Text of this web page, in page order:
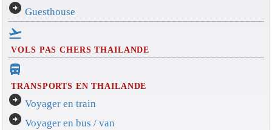
arrow_circle_right Guesthouse
flight_takeoff
VOLS PAS CHERS THAILANDE
directions_bus_filled
TRANSPORTS EN THAILANDE
arrow_circle_right Voyager en train
arrow_circle_right Voyager en bus / van